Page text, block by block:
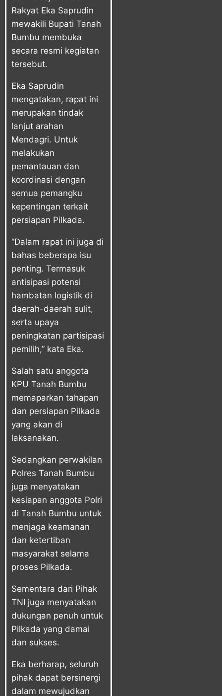
Rakyat Eka Saprudin
mewakili Bupati Tanah
Bumbu membuka
secara resmi kegiatan
tersebut.
Eka Saprudin
mengatakan, rapat ini
merupakan tindak
lanjut arahan
Mendagri. Untuk
melakukan
pemantauan dan
koordinasi dengan
semua pemangku
kepentingan terkait
persiapan Pilkada.
“Dalam rapat ini juga di
bahas beberapa isu
penting. Termasuk
antisipasi potensi
hambatan logistik di
daerah-daerah sulit,
serta upaya
peningkatan partisipasi
pemilih,” kata Eka.
Salah satu anggota
KPU Tanah Bumbu
memaparkan tahapan
dan persiapan Pilkada
yang akan di
laksanakan.
Sedangkan perwakilan
Polres Tanah Bumbu
juga menyatakan
kesiapan anggota Polri
di Tanah Bumbu untuk
menjaga keamanan
dan ketertiban
masyarakat selama
proses Pilkada.
Sementara dari Pihak
TNI juga menyatakan
dukungan penuh untuk
Pilkada yang damai
dan sukses.
Eka berharap, seluruh
pihak dapat bersinergi
dalam mewujudkan